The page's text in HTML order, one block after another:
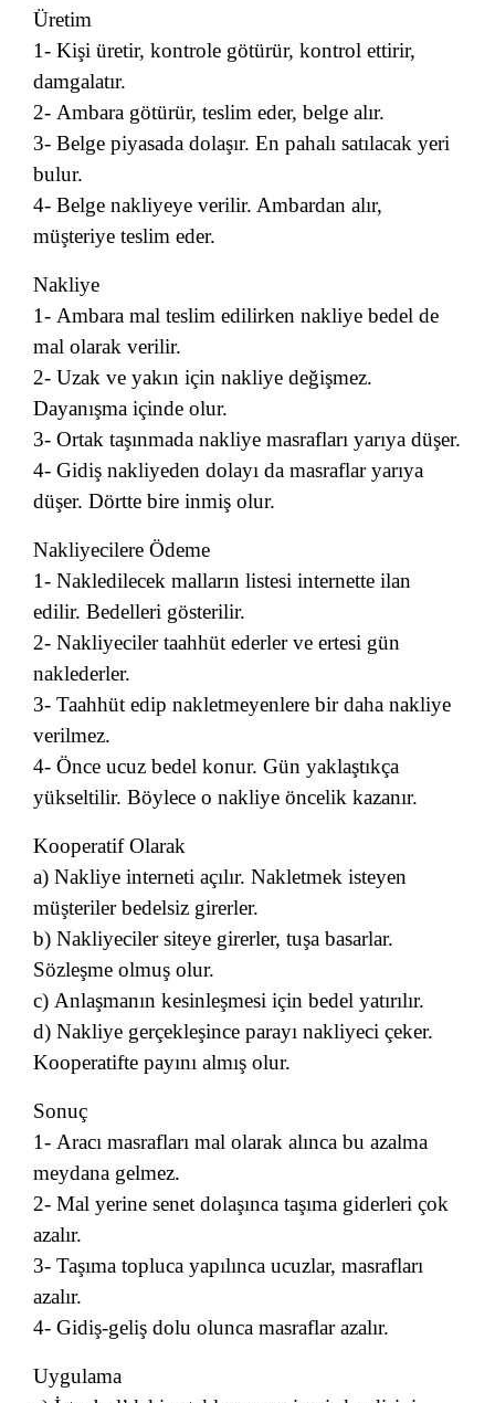
Üretim
1- Kişi üretir, kontrole götürür, kontrol ettirir,
damgalatır.
2- Ambara götürür, teslim eder, belge alır.
3- Belge piyasada dolaşır. En pahalı satılacak yeri
bulur.
4- Belge nakliyeye verilir. Ambardan alır,
müşteriye teslim eder.
Nakliye
1- Ambara mal teslim edilirken nakliye bedel de
mal olarak verilir.
2- Uzak ve yakın için nakliye değişmez.
Dayanışma içinde olur.
3- Ortak taşınmada nakliye masrafları yarıya düşer.
4- Gidiş nakliyeden dolayı da masraflar yarıya
düşer. Dörtte bire inmiş olur.
Nakliyecilere Ödeme
1- Nakledilecek malların listesi internette ilan
edilir. Bedelleri gösterilir.
2- Nakliyeciler taahhüt ederler ve ertesi gün
naklederler.
3- Taahhüt edip nakletmeyenlere bir daha nakliye
verilmez.
4- Önce ucuz bedel konur. Gün yaklaştıkça
yükseltilir. Böylece o nakliye öncelik kazanır.
Kooperatif Olarak
a) Nakliye interneti açılır. Nakletmek isteyen
müşteriler bedelsiz girerler.
b) Nakliyeciler siteye girerler, tuşa basarlar.
Sözleşme olmuş olur.
c) Anlaşmanın kesinleşmesi için bedel yatırılır.
d) Nakliye gerçekleşince parayı nakliyeci çeker.
Kooperatifte payını almış olur.
Sonuç
1- Aracı masrafları mal olarak alınca bu azalma
meydana gelmez.
2- Mal yerine senet dolaşınca taşıma giderleri çok
azalır.
3- Taşıma topluca yapılınca ucuzlar, masrafları
azalır.
4- Gidiş-geliş dolu olunca masraflar azalır.
Uygulama